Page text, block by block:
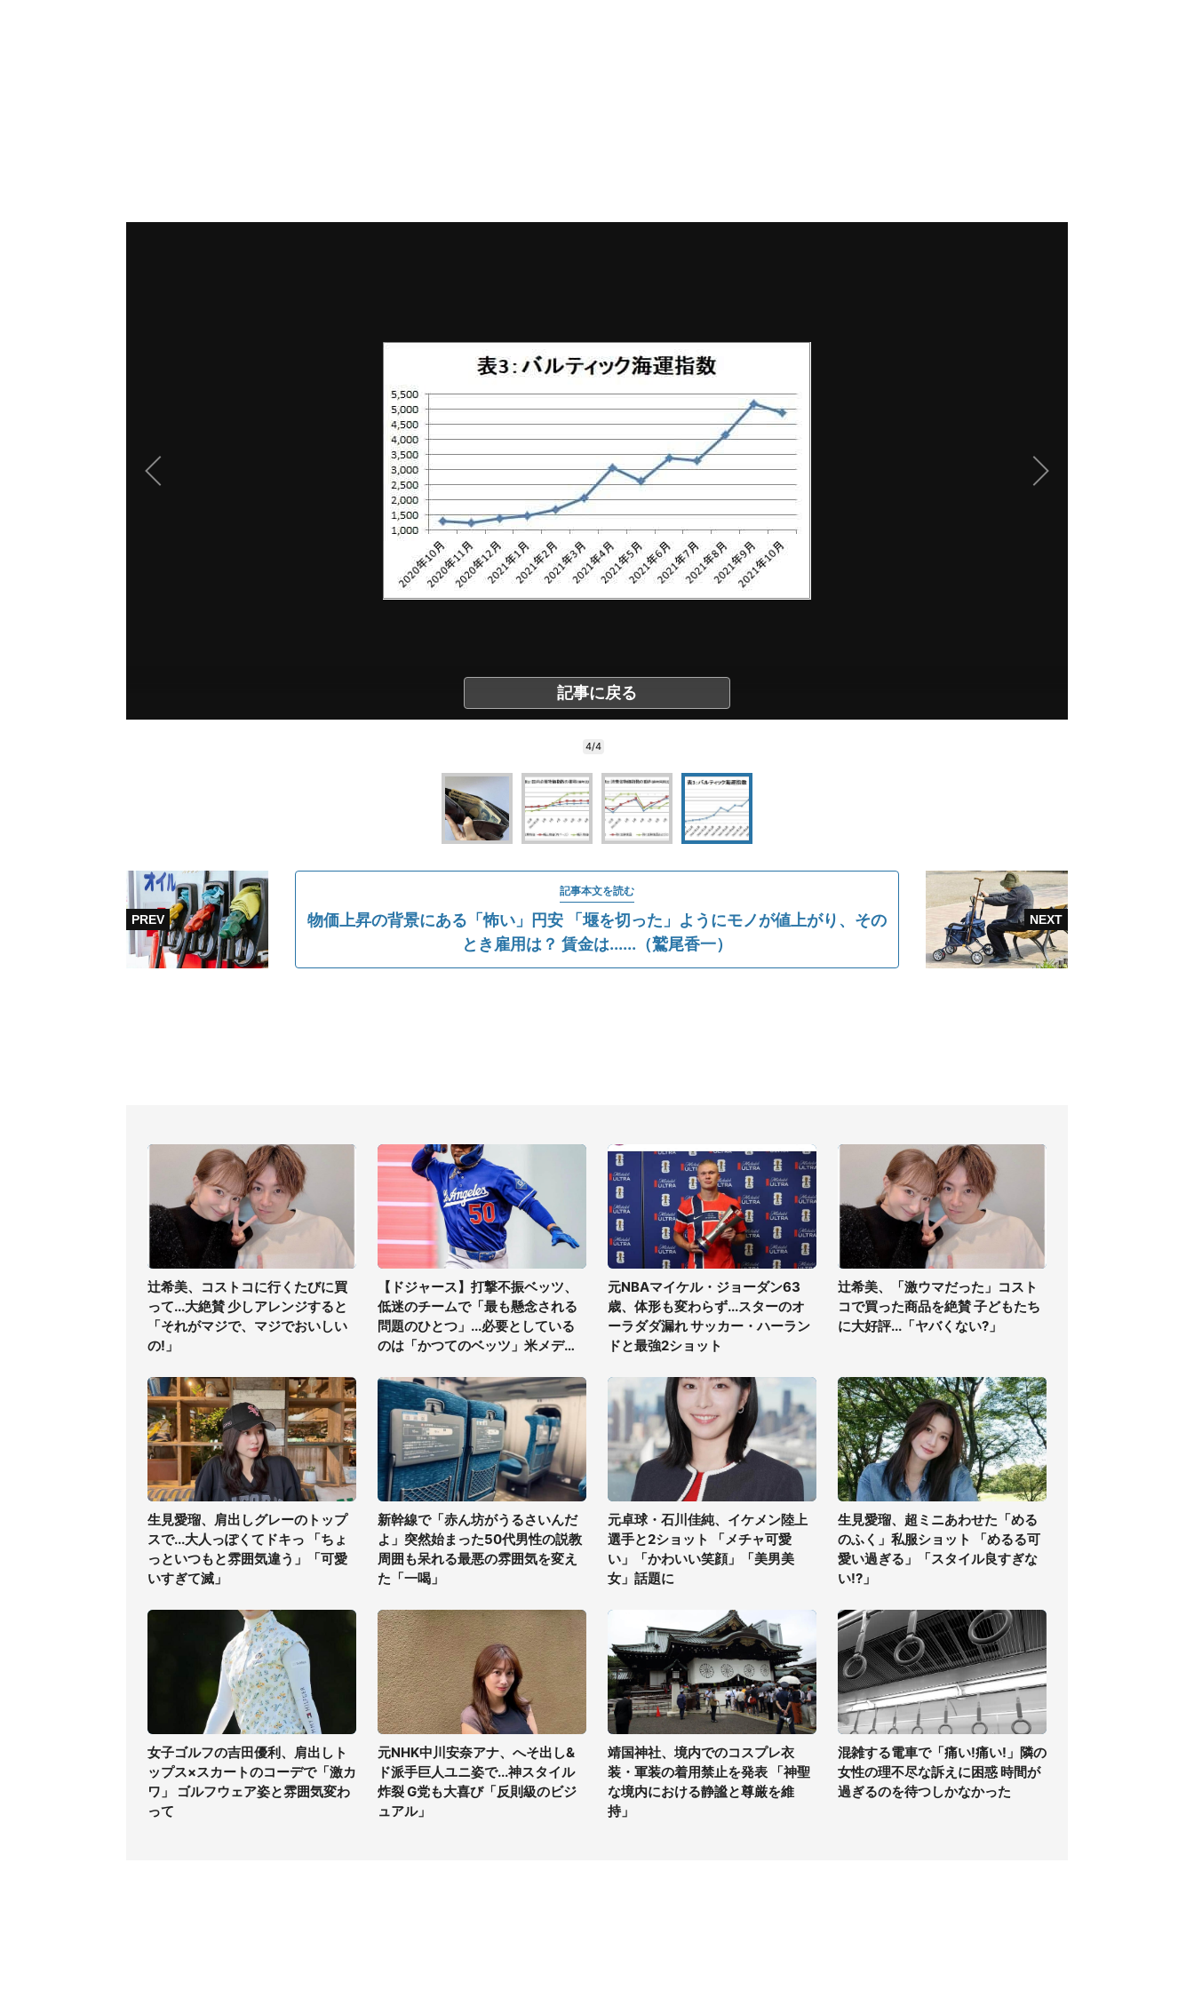
記事に戻る
4/4
記事本文を読む
物価上昇の背景にある「怖い」円安 「堰を切った」ようにモノが値上がり、その
とき雇用は？ 賃金は......（鷲尾香一）
辻希美、コストコに行くたびに買
って...大絶賛 少しアレンジすると
「それがマジで、マジでおいしい
の!」
【ドジャース】打撃不振ベッツ、
低迷のチームで「最も懸念される
問題のひとつ」...必要としている
のは「かつてのベッツ」米メディ
元NBAマイケル・ジョーダン63
歳、体形も変わらず...スターのオ
ーラダダ漏れ サッカー・ハーラン
ドと最強2ショット
辻希美、「激ウマだった」コスト
コで買った商品を絶賛 子どもたち
に大好評...「ヤバくない?」
生見愛瑠、肩出しグレーのトップ
スで...大人っぽくてドキっ 「ちょ
っといつもと雰囲気違う」「可愛
いすぎて滅」
新幹線で「赤ん坊がうるさいんだ
よ」突然始まった50代男性の説教
周囲も呆れる最悪の雰囲気を変え
た「一喝」
元卓球・石川佳純、イケメン陸上
選手と2ショット 「メチャ可愛
い」「かわいい笑顔」「美男美
女」話題に
生見愛瑠、超ミニあわせた「める
のふく」私服ショット 「めるる可
愛い過ぎる」「スタイル良すぎな
い!?」
女子ゴルフの吉田優利、肩出しト
ップス×スカートのコーデで「激カ
ワ」 ゴルフウェア姿と雰囲気変わ
って
元NHK中川安奈アナ、へそ出し&
ド派手巨人ユニ姿で...神スタイル
炸裂 G党も大喜び「反則級のビジ
ュアル」
靖国神社、境内でのコスプレ衣
装・軍装の着用禁止を発表 「神聖
な境内における静謐と尊厳を維
持」
混雑する電車で「痛い!痛い!」隣の
女性の理不尽な訴えに困惑 時間が
過ぎるのを待つしかなかった